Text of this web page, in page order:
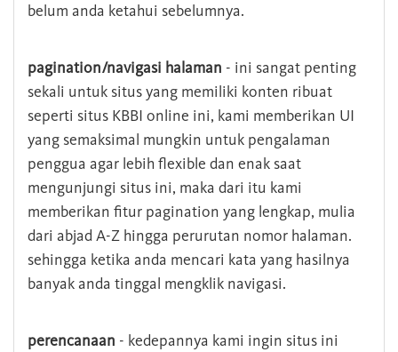
belum anda ketahui sebelumnya.
pagination/navigasi halaman - ini sangat penting
sekali untuk situs yang memiliki konten ribuat
seperti situs KBBI online ini, kami memberikan UI
yang semaksimal mungkin untuk pengalaman
penggua agar lebih flexible dan enak saat
mengunjungi situs ini, maka dari itu kami
memberikan fitur pagination yang lengkap, mulia
dari abjad A-Z hingga perurutan nomor halaman.
sehingga ketika anda mencari kata yang hasilnya
banyak anda tinggal mengklik navigasi.
perencanaan - kedepannya kami ingin situs ini